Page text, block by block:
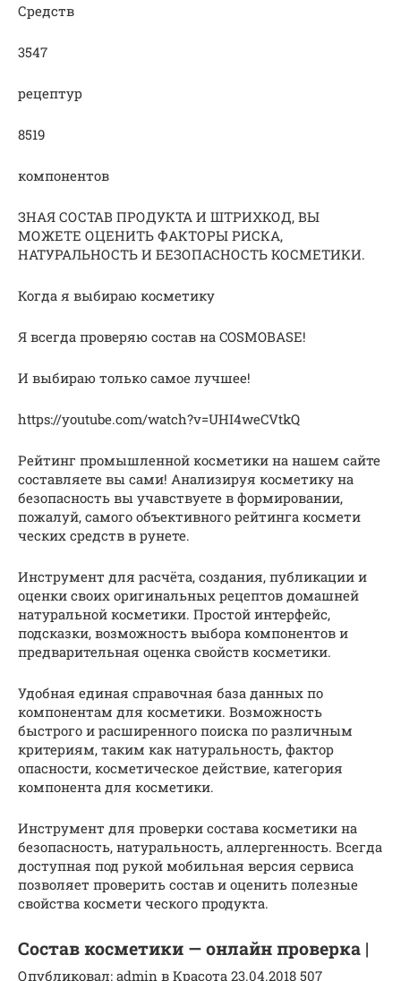
Средств
3547
рецептур
8519
компонентов
ЗНАЯ СОСТАВ ПРОДУКТА И ШТРИХКОД, ВЫ
МОЖЕТЕ ОЦЕНИТЬ ФАКТОРЫ РИСКА,
НАТУРАЛЬНОСТЬ И БЕЗОПАСНОСТЬ КОСМЕТИКИ.
Когда я выбираю косметику
Я всегда проверяю состав на COSMOBASE!
И выбираю только самое лучшее!
https://youtube.com/watch?v=UHI4weCVtkQ
Рейтинг промышленной косметики на нашем сайте
составляете вы сами! Анализируя косметику на
безопасность вы учавствуете в формировании,
пожалуй, самого объективного рейтинга космети
ческих средств в рунете.
Инструмент для расчёта, создания, публикации и
оценки своих оригинальных рецептов домашней
натуральной косметики. Простой интерфейс,
подсказки, возможность выбора компонентов и
предварительная оценка свойств косметики.
Удобная единая справочная база данных по
компонентам для косметики. Возможность
быстрого и расширенного поиска по различным
критериям, таким как натуральность, фактор
опасности, косметическое действие, категория
компонента для косметики.
Инструмент для проверки состава косметики на
безопасность, натуральность, аллергенность. Всегда
доступная под рукой мобильная версия сервиса
позволяет проверить состав и оценить полезные
свойства космети ческого продукта.
Состав косметики — онлайн проверка |
Опубликовал: admin в Красота 23.04.2018 507